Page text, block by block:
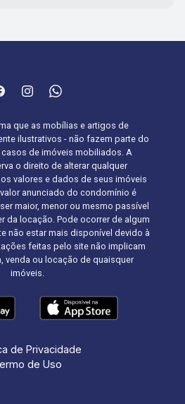
que as mobílias e artigos de
ilustrativos - não fazem parte do
de imóveis mobiliados. A
o direito de alterar qualquer
valores e dados de seus imóveis
anunciado do condomínio é
maior, menor ou mesmo passível
da locação. Pode ocorrer de algum
não estar mais disponível devido à
feitas pelo site não implicam
venda ou locação de quaisquer
imóveis.
de Privacidade
de Uso